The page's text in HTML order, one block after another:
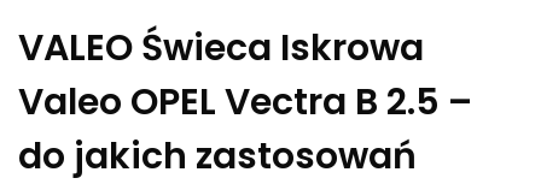
VALEO Świeca Iskrowa
Valeo OPEL Vectra B 2.5 –
do jakich zastosowań